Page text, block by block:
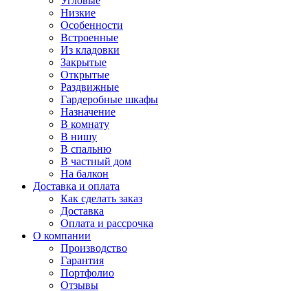
Низкие
Особенности
Встроенные
Из кладовки
Закрытые
Открытые
Раздвижные
Гардеробные шкафы
Назначение
В комнату
В нишу
В спальню
В частный дом
На балкон
Доставка и оплата
Как сделать заказ
Доставка
Оплата и рассрочка
О компании
Производство
Гарантия
Портфолио
Отзывы